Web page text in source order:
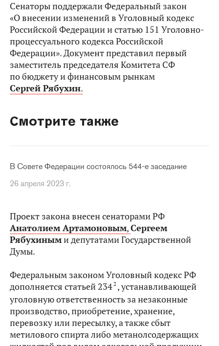
Сенаторы поддержали Федеральный закон
«О внесении изменений в Уголовный кодекс
Российской Федерации и статью 151 Уголовно-
процессуального кодекса Российской
Федерации». Документ представил первый
заместитель председателя Комитета СФ
по бюджету и финансовым рынкам
Сергей Рябухин.
Смотрите также
В Совете Федерации состоялось 544-е заседание
26 апреля 2023 г.
Проект закона внесен сенаторами РФ
Анатолием Артамоновым,Сергеем
Рябухиными депутатами Государственной
Думы.
Федеральным законом Уголовный кодекс РФ
дополняется статьей 2342 , устанавливающей
уголовную ответственность за незаконные
производство, приобретение, хранение,
перевозку или пересылку, а также сбыт
метилового спирта либо метанолсодержащих